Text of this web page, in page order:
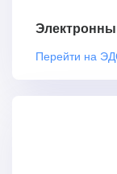
Перейти на